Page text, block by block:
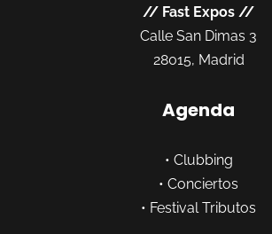
// Fast Expos //
Calle San Dimas 3
28015, Madrid
Agenda
• Clubbing
• Conciertos
• Festival Tributos